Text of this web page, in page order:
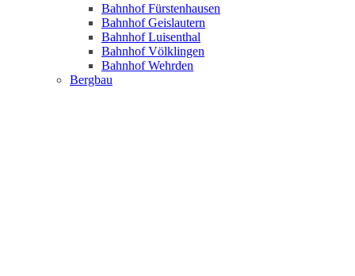
Bahnhof Fürstenhausen
Bahnhof Geislautern
Bahnhof Luisenthal
Bahnhof Völklingen
Bahnhof Wehrden
Bergbau